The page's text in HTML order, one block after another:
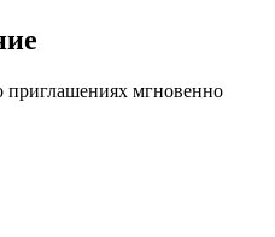
приглашениях мгновенно